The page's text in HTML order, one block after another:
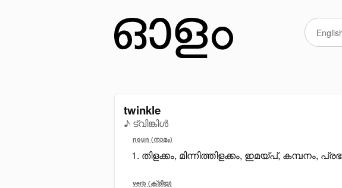
twinkle
♪ ട്വിങ്കിൾ
noun (നാമം)
തിളക്കം, മിന്നിത്തിളക്കം, ഇമയ്പ്, കമ്പനം, പ്രഭ
verb (ക്രിയ)